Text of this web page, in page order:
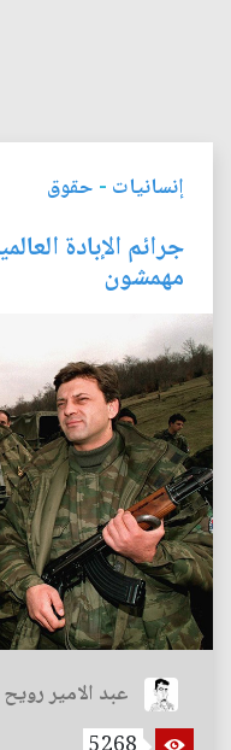
إنسانيات - حقوق
جرائم الإبادة
مهمشون
عبد الامير رويح